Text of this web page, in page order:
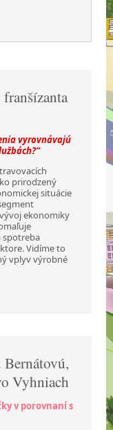
vyrovnávajú
prirodzený
situácie
ekonomiky
spotreba
Vidíme to
vplyv výrobné
Vyhniach
v porovnaní s